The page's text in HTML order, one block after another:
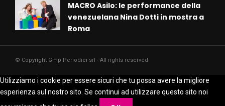
MACRO Asilo: le performance della
venezuelana Nina Dotti in mostra a
Roma
© Copyright Gmp Periodici srl - All rights reserved
Utilizziamo i cookie per essere sicuri che tu possa avere la migliore
esperienza sul nostro sito. Se continui ad utilizzare questo sito noi